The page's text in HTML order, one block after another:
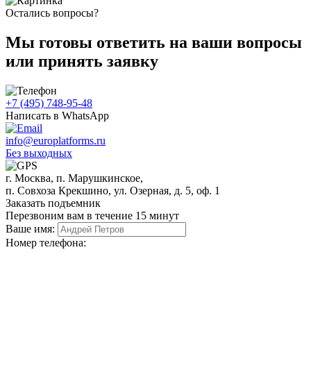
Остались вопросы?
Мы готовы ответить на ваши вопросы
или принять заявку
+7 (495) 748-95-48
Написать в WhatsApp
info@europlatforms.ru
Без выходных
г. Москва, п. Марушкинское,
п. Совхоза Крекшино, ул. Озерная, д. 5, оф. 1
Заказать подъемник
Перезвоним вам в течение 15 минут
Ваше имя:
Номер телефона: